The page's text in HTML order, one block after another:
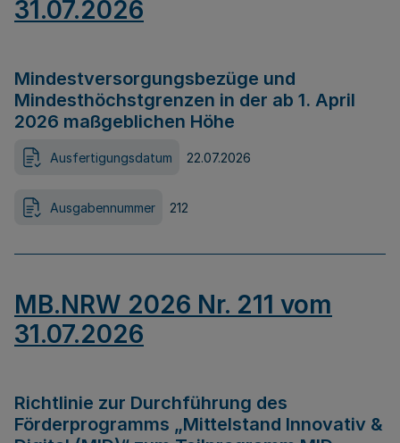
31.07.2026
Mindestversorgungsbezüge und
Mindesthöchstgrenzen in der ab 1. April
2026 maßgeblichen Höhe
Ausfertigungsdatum 22.07.2026
Ausgabennummer 212
MB.NRW 2026 Nr. 211 vom
31.07.2026
Richtlinie zur Durchführung des
Förderprogramms „Mittelstand Innovativ &